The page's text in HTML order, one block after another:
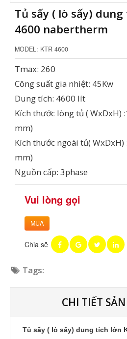
Tủ sấy ( lò sấy)
4600 nabertherm
MODEL: KTR 4600
Tmax: 260
Công suất gia nhiệt: 45Kw
Dung tích: 4600 lít
Kích thước lòng tủ ( WxDxH)
mm)
Kích thước ngoài tủ(
mm)
Nguồn cấp: 3phase
Vui lòng gọi
MUA
Chia sẽ
Tags:
CHI TIẾT
Tủ sấy ( lò sấy) dung tích lớn